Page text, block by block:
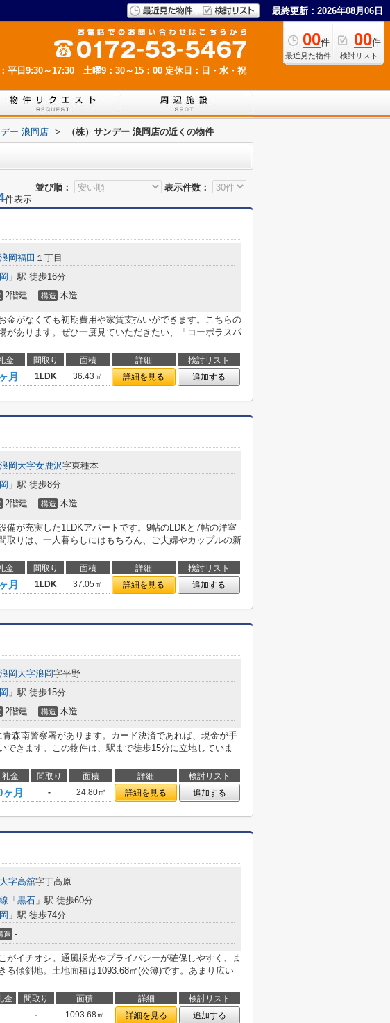
最終更新：2026年08月06日
00件
最近見た物件
00件
検討リスト
平日9:30～17:30 土曜9：30～15：00 定休日：日・水・祝
デー 浪岡店 > （株）サンデー 浪岡店の近くの物件
並び順：
表示件数：
件表示
浪岡福田 １丁目
」駅 徒歩16分
2階建 構造 木造
金がなくても初期費用や家賃支払いができます。こちらの
があります。ぜひ一度見ていただきたい、「コーポラスパ
金 間取り 面積 詳細
検討リスト
月 1LDK 36.43㎡ 詳細を見る 追加する
浪岡大字女鹿沢字東種本
」駅 徒歩8分
2階建 構造 木造
備が充実した1LDKアパートです。9帖のLDKと7帖の洋室
取りは、一人暮らしにはもちろん、ご夫婦やカップルの新
金 間取り 面積 詳細
検討リスト
月 1LDK 37.05㎡ 詳細を見る 追加する
浪岡大字浪岡字平野
」駅 徒歩15分
2階建 構造 木造
森南警察署があります。カード決済であれば、現金が手
できます。この物件は、駅まで徒歩15分に立地していま
礼金 間取り 面積 詳細
検討リスト
ヶ月 - 24.80㎡ 詳細を見る 追加する
大字高舘字丁高原
「 黒石 」駅 徒歩60分
」駅 徒歩74分
造 -
がイチオシ。通風採光やプライバシーが確保しやすく、ま
る傾斜地。土地面積は1093.68㎡(公簿)です。あまり広い
金 間取り 面積 詳細
検討リスト
- 1093.68㎡ 詳細を見る 追加する